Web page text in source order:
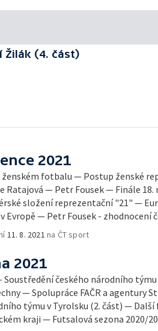
Žilák (4. část)
2021
ženském fotbalu — Postup ženské
Ratajová — Petr Fousek — Finále
složení reprezentační "21" —
Evropě — Petr Fousek - zhodnocení
11. 8. 2021 na ČT sport
2021
Soustředění českého národního
— Spolupráce FAČR a agentury
týmu v Tyrolsku (2. část) — Další
kraji — Futsalová sezona 2020/